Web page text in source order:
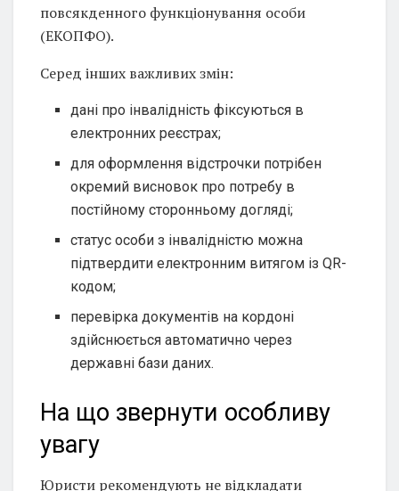
повсякденного функціонування особи
(ЕКОПФО).
Серед інших важливих змін:
дані про інвалідність фіксуються в
електронних реєстрах;
для оформлення відстрочки потрібен
окремий висновок про потребу в
постійному сторонньому догляді;
статус особи з інвалідністю можна
підтвердити електронним витягом із QR-
кодом;
перевірка документів на кордоні
здійснюється автоматично через
державні бази даних.
На що звернути особливу
увагу
Юристи рекомендують не відкладати